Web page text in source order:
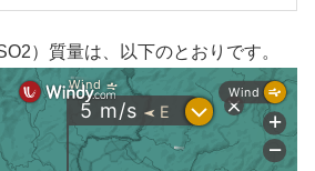
）質量は、以下のとおりです。